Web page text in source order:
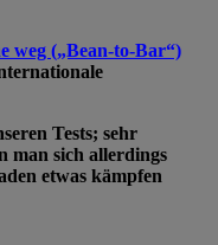
weg („Bean-to-Bar“)
Tests; sehr
man sich allerdings
etwas kämpfen